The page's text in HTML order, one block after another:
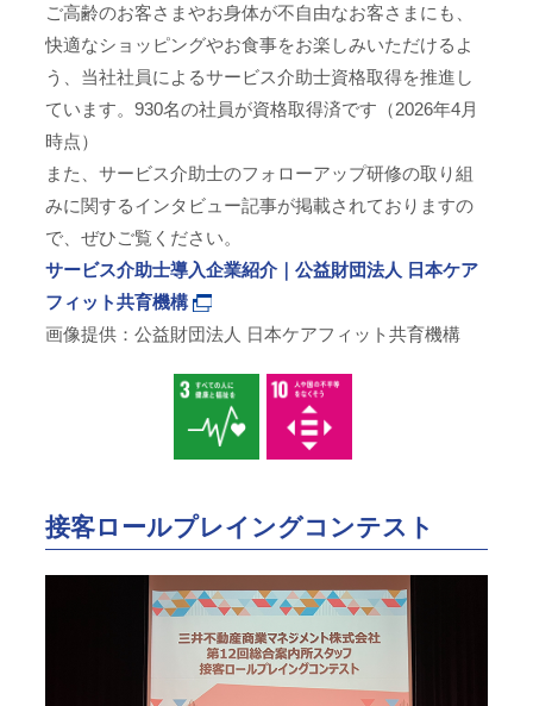
ご高齢のお客さまやお身体が不自由なお客さまにも、
快適なショッピングやお食事をお楽しみいただけるよ
う、当社社員によるサービス介助士資格取得を推進し
ています。930名の社員が資格取得済です（2026年4月
時点）
また、サービス介助士のフォローアップ研修の取り組
みに関するインタビュー記事が掲載されておりますの
で、ぜひご覧ください。
サービス介助士導入企業紹介｜公益財団法人 日本ケア
フィット共育機構
画像提供：公益財団法人 日本ケアフィット共育機構
接客ロールプレイングコンテスト